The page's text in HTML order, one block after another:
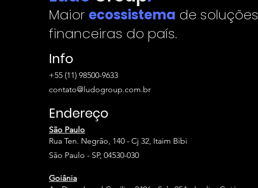
Maior ecossistema de soluções
financeiras do país.
Info
+55 (11) 98500-9633
contato@ludogroup.com.br
Endereço
São Paulo
Rua Ten. Negrão, 140 - Cj 32, Itaim Bibi
São Paulo - SP, 04530-030
Goiânia